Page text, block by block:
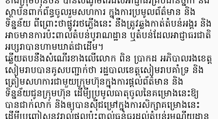
ស្ថាប័នពាក់ព័ន្ធចូលរួមសហការ ក្នុងការប្រមូលព័ត៌មាន និង
ទិន្នន័យ ពីព្រោះថាផ្លូវរថភ្លើងនេះ នឹងត្រូវឆ្លងកាត់តំបន់អង្គរ និង
អាចមានការប៉ះពាល់តំបន់បូរាណដ្ឋាន ឬតំបន់ដែលអាជ្ញាធរជាតិ
អប្សរាបានហាមឃាត់ជាដើម។
ឆ្លើយតបនឹងសំណើរខាងលើលោក ពិន ប្រាកដ អភិបាលរងខេត្ត
សៀមរាបបានគូសបញ្ជាក់ថា រដ្ឋបាលខេត្តសៀមរាបគាំទ្រ និង
ត្រៀមសហការជាមួយក្រុមហ៊ុនក្នុងការផ្តល់ព័ត៌មាន និង
ទិន្នន័យជូនក្រុមហ៊ុន ដើមី្យប្រមូលធាតុចូលនៃគម្រោងនេះឱ្យ
បានជាក់លាក់ និងឲ្យបានស៊ីជម្រៅក្នុងការសិក្សាគម្រោងនេះ